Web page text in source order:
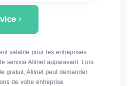
valable pour les entreprises
service Afilnet auparavant. Lors
gratuit, Afilnet peut demander
de votre entreprise